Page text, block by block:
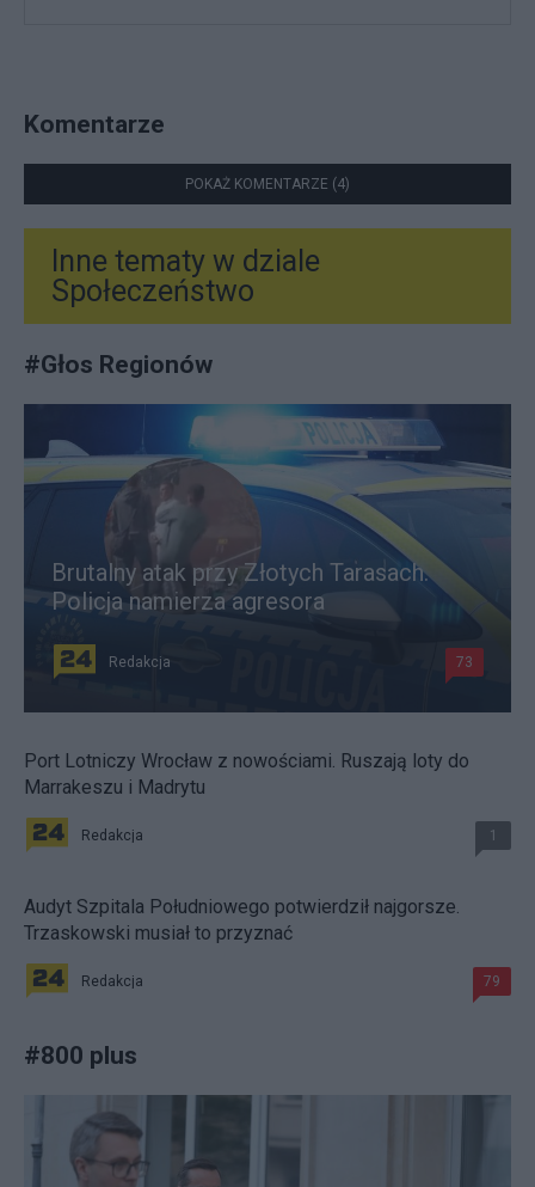
Komentarze
POKAŻ KOMENTARZE (4)
Inne tematy w dziale
Społeczeństwo
#Głos Regionów
Brutalny atak przy Złotych Tarasach.
Policja namierza agresora
Redakcja 73
Port Lotniczy Wrocław z nowościami. Ruszają loty do
Marrakeszu i Madrytu
Redakcja 1
Audyt Szpitala Południowego potwierdził najgorsze.
Trzaskowski musiał to przyznać
Redakcja 79
#800 plus